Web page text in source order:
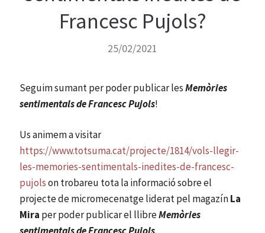
Francesc Pujols?
25/02/2021
Seguim sumant per poder publicar lesMemòries
sentimentals de Francesc Pujols!
Us animem a visitar
https://www.totsuma.cat/projecte/1814/vols-llegir-
les-memories-sentimentals-inedites-de-francesc-
pujolson trobareu tota la informació sobre el
projecte de micromecenatge liderat pel magazínLa
Mira per poder publicar el llibreMemòries